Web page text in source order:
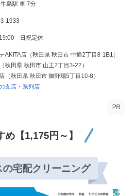
島駅 車 7分
1933
日祝定休
AKITA店（秋田県 秋田市 中通2丁目8-1B1）
秋田県 秋田市 山王2丁目3-22）
（秋田県 秋田市 御野場5丁目10-8）
支店・系列店
PR
め【1,175円～】
の宅配クリーニング